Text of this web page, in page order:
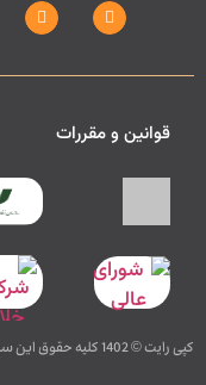
قوانین و مقررات
کپی رایت © 1402 کلیه حقوق این سایت متعلق به شرکت نرم افزار حسابداری لیام می‌باشد.